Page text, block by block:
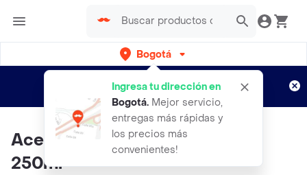
Bogotá
Ingresa tu dirección en
Bogotá. Mejor servicio,
entregas más rápidas y
los precios más
convenientes!
envíos gratis por semanas
Aplican TyC
Aceite Corporal Pheromonas
250ml